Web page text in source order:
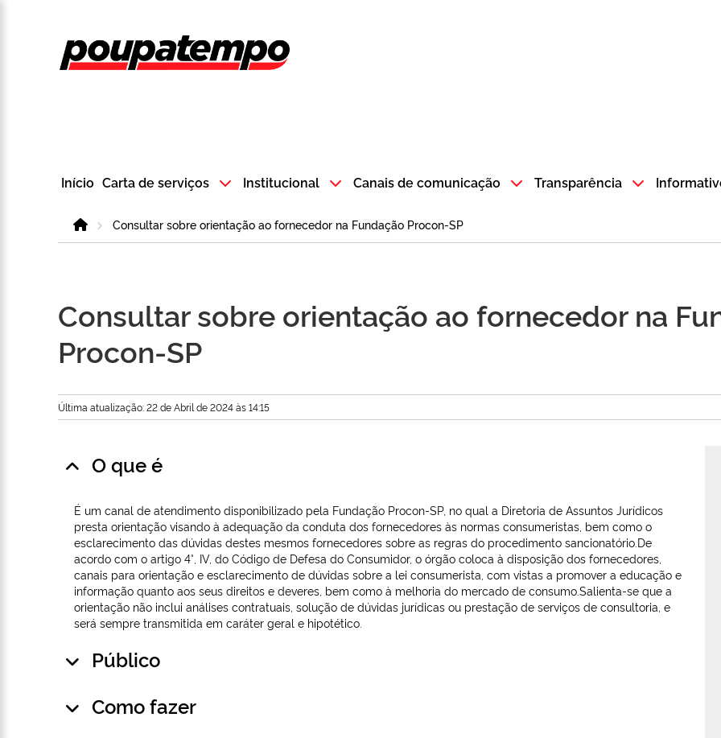
Logo do Poupatempo SP GOV BR direciona para a página inicial
Início Carta de serviços Institucional Canais de comunicação Transparência
HomeConsultar sobre orientação ao fornecedor na Fundação Procon-SP
Consultar sobre orientação ao fornecedor na
Procon-SP
Última atualização: 22 de Abril de 2024 às 14:15
O que é
É um canal de atendimento disponibilizado pela Fundação Procon-SP, no qual a Diretoria de Assuntos Jurídicos
presta orientação visando à adequação da conduta dos fornecedores às normas consumeristas, bem como o
esclarecimento das dúvidas destes mesmos fornecedores sobre as regras do procedimento sancionatório.De
acordo com o artigo 4°, IV, do Código de Defesa do Consumidor, o órgão coloca à disposição dos fornecedores,
canais para orientação e esclarecimento de dúvidas sobre a lei consumerista, com vistas a promover a educação e
informação quanto aos seus direitos e deveres, bem como à melhoria do mercado de consumo.Salienta-se que a
orientação não inclui análises contratuais, solução de dúvidas jurídicas ou prestação de serviços de consultoria, e
será sempre transmitida em caráter geral e hipotético.
Público
Como fazer